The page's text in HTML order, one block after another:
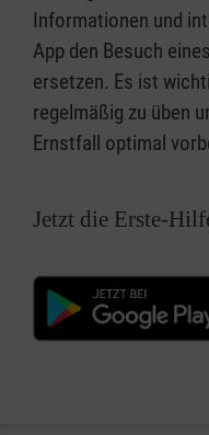
Informationen und
App den Besuch
ersetzen. Es ist
regelmäßig zu üben
Ernstfall optimal
Jetzt die Erste-